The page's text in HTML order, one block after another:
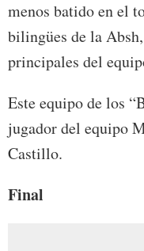
menos batido en el
bilingües de la
principales del
Este equipo de los
jugador del equipo
Castillo.
Final